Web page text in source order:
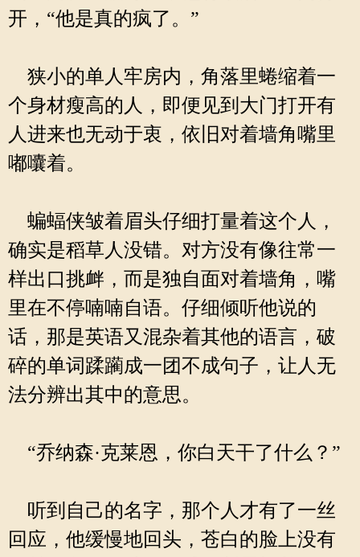
开，“他是真的疯了。”
狭小的单人牢房内，角落里蜷缩着一
个身材瘦高的人，即便见到大门打开有
人进来也无动于衷，依旧对着墙角嘴里
嘟囔着。
蝙蝠侠皱着眉头仔细打量着这个人，
确实是稻草人没错。对方没有像往常一
样出口挑衅，而是独自面对着墙角，嘴
里在不停喃喃自语。仔细倾听他说的
话，那是英语又混杂着其他的语言，破
碎的单词蹂躏成一团不成句子，让人无
法分辨出其中的意思。
“乔纳森·克莱恩，你白天干了什么？”
听到自己的名字，那个人才有了一丝
回应，他缓慢地回头，苍白的脸上没有